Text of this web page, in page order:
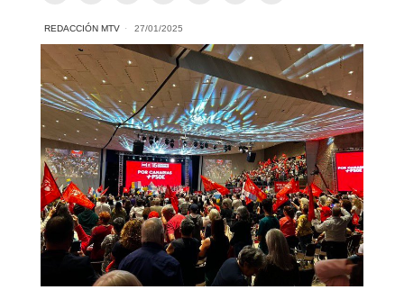
REDACCIÓN MTV 27/01/2025